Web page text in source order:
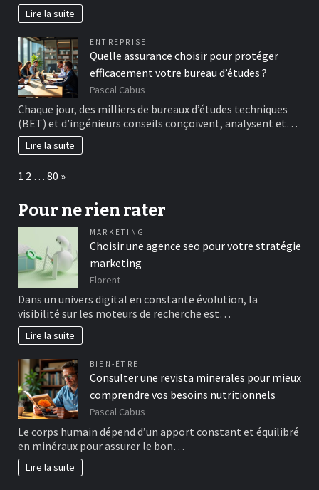
Lire la suite
ENTREPRISE
Quelle assurance choisir pour protéger
efficacement votre bureau d’études ?
Pascal Cabus
Chaque jour, des milliers de bureaux d’études techniques
(BET) et d’ingénieurs conseils conçoivent, analysent et…
Lire la suite
Page:
1 2 … 80 Next
»
Pour ne rien rater
MARKETING
Choisir une agence seo pour votre stratégie
marketing
Florent
Dans un univers digital en constante évolution, la
visibilité sur les moteurs de recherche est…
Lire la suite
BIEN-ÊTRE
Consulter une revista minerales pour mieux
comprendre vos besoins nutritionnels
Pascal Cabus
Le corps humain dépend d’un apport constant et équilibré
en minéraux pour assurer le bon…
Lire la suite